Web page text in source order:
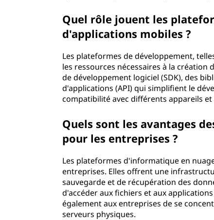
Quel rôle jouent les
d'applications mobiles ?
Les plateformes de développement,
les ressources nécessaires à la
de développement logiciel (SDK), des
d'applications (API) qui simplifient le
compatibilité avec différents appareils
Quels sont les avantages
pour les entreprises ?
Les plateformes d'informatique en
entreprises. Elles offrent une
sauvegarde et de récupération des
d'accéder aux fichiers et aux
également aux entreprises de se
serveurs physiques.